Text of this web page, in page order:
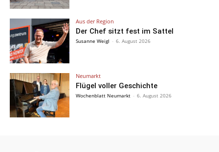
Aus der Region
Der Chef sitzt fest im Sattel
Susanne Weigl - 6. August 2026
Neumarkt
Flügel voller Geschichte
Wochenblatt Neumarkt - 6. August 2026